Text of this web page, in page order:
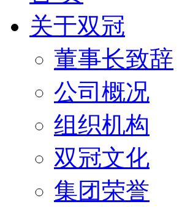
关于双冠
董事长致辞
公司概况
组织机构
双冠文化
集团荣誉